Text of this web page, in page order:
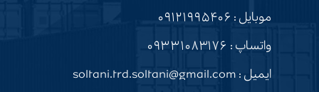
موبایل : ۰۹۱۲۱۹۹۵۴۰۶
واتساپ : ۰۹۳۳۱۰۸۳۱۷۶
ایمیل : soltani.trd.soltani@gmail.com